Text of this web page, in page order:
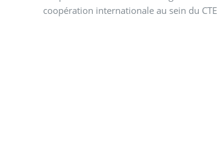
coopération internationale au sein du